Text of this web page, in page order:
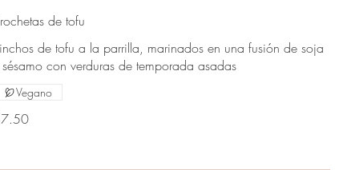
de tofu
de tofu a la parrilla, marinados en una fusión de soja
con verduras de temporada asadas
Vegano